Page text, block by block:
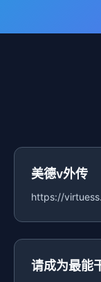
美德v外传
https://
请成为最能